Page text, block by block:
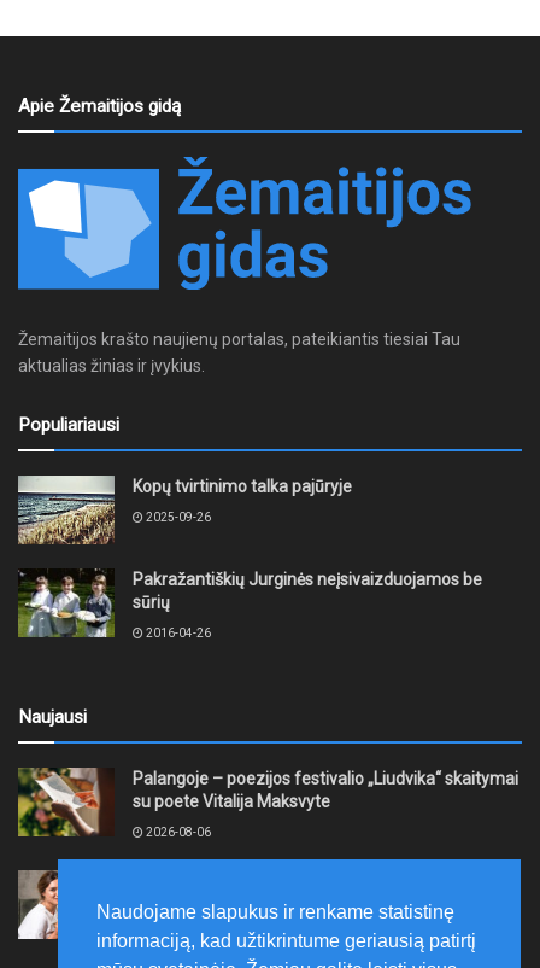
Apie Žemaitijos gidą
Žemaitijos krašto naujienų portalas, pateikiantis tiesiai Tau
aktualias žinias ir įvykius.
Populiariausi
Kopų tvirtinimo talka pajūryje
2025-09-26
Pakražantiškių Jurginės neįsivaizduojamos be
sūrių
2016-04-26
Naujausi
Palangoje – poezijos festivalio „Liudvika“ skaitymai
su poete Vitalija Maksvyte
2026-08-06
moterų“ projektą
2026-08-06
Naudojame slapukus ir renkame statistinę
informaciją, kad užtikrintume geriausią patirtį